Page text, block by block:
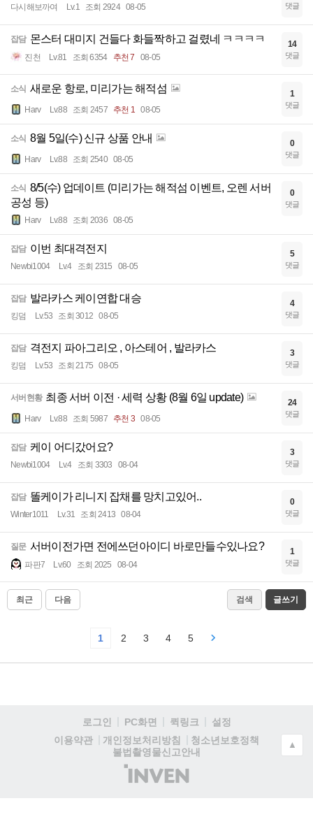
다시해보까여 Lv.1 조회 2924 08-05 댓글
잡담 몬스터 대미지 건들다 화들짝하고 걸렸네 ㅋㅋㅋㅋ
진천 Lv.81 조회 6354 추천 7 08-05
14
댓글
소식 새로운 항로, 미리가는 해적섬
Harv Lv.88 조회 2457 추천 1 08-05
1
댓글
소식 8월 5일(수) 신규 상품 안내
Harv Lv.88 조회 2540 08-05
0
댓글
소식 8/5(수) 업데이트 (미리가는 해적섬 이벤트, 오렌 서버
공성 등)
Harv Lv.88 조회 2036 08-05
0
댓글
잡담 이번 최대격전지
Newbi1004 Lv.4 조회 2315 08-05
5
댓글
잡담 발라카스 케이연합 대승
킹덤 Lv.53 조회 3012 08-05
4
댓글
잡담 격전지 파아그리오 , 아스테어 , 발라카스
킹덤 Lv.53 조회 2175 08-05
3
댓글
서버현황 최종 서버 이전 · 세력 상황 (8월 6일 update)
Harv Lv.88 조회 5987 추천 3 08-05
24
댓글
잡담 케이 어디갔어요?
Newbi1004 Lv.4 조회 3303 08-04
3
댓글
잡담 똘케이가 리니지 잡채를 망치고있어..
Winter1011 Lv.31 조회 2413 08-04
0
댓글
질문 서버이전가면 전에쓰던아이디 바로만들수있나요?
파판7 Lv.60 조회 2025 08-04
1
댓글
최근 다음 검색 글쓰기
1 2 3 4 5
로그인 PC화면 퀵링크
설정
이용약관
개인정보처리방침
청소년보호정책
불법촬영물신고안내
(주)
인
▲